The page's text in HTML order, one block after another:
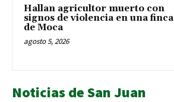
Hallan agricultor muerto con
signos de violencia en una finca
de Moca
agosto 5, 2026
Noticias de San Juan